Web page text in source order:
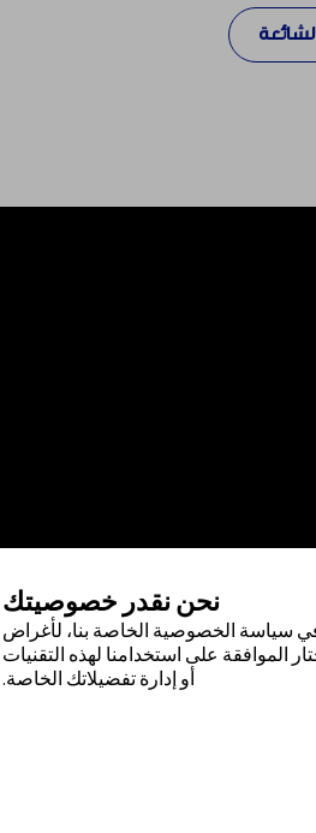
نحن نقدر خصوصيتك
سياسة الخصوصية الخاصة بنا، لأغراض
الموافقة على استخدامنا لهذه التقنيات
أو إدارة تفضيلاتك الخاصة.